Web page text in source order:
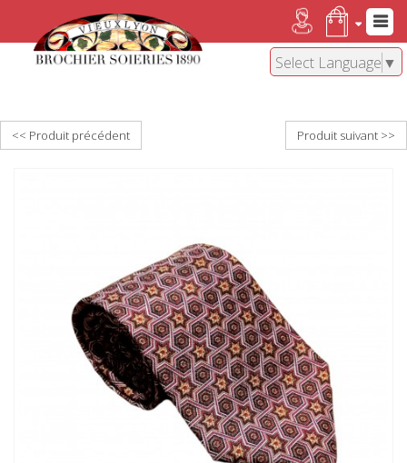
Select Language ▼
<< Produit précédent Produit suivant >>